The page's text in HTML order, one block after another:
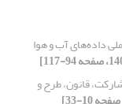
داده‌های آب و هوا
قانون، طرح و